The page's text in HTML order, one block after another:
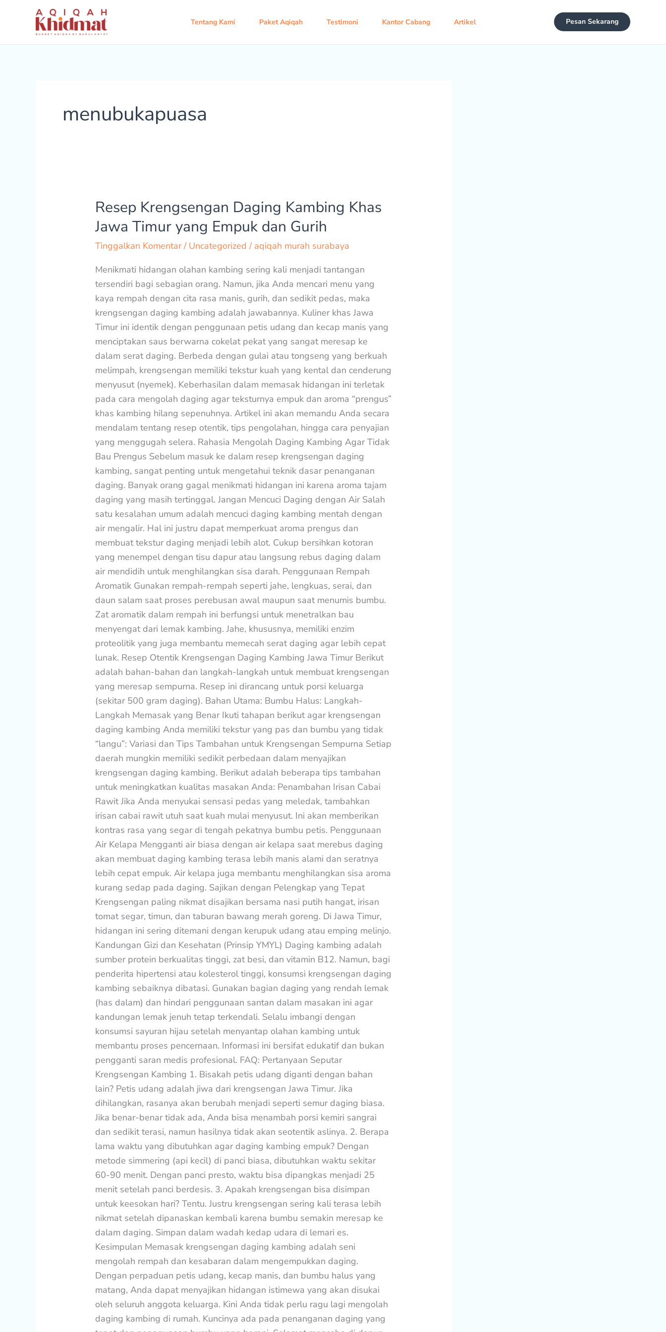
Tentang Kami Paket Aqiqah Testimoni Kantor Cabang Artikel Pesan Sekarang
menubukapuasa
Resep Krengsengan Daging Kambing Khas
Jawa Timur yang Empuk dan Gurih
Tinggalkan Komentar / Uncategorized / aqiqah murah surabaya
Menikmati hidangan olahan kambing sering kali menjadi tantangan
tersendiri bagi sebagian orang. Namun, jika Anda mencari menu yang
kaya rempah dengan cita rasa manis, gurih, dan sedikit pedas, maka
krengsengan daging kambing adalah jawabannya. Kuliner khas Jawa
Timur ini identik dengan penggunaan petis udang dan kecap manis yang
menciptakan saus berwarna cokelat pekat yang sangat meresap ke
dalam serat daging. Berbeda dengan gulai atau tongseng yang berkuah
melimpah, krengsengan memiliki tekstur kuah yang kental dan cenderung
menyusut (nyemek). Keberhasilan dalam memasak hidangan ini terletak
pada cara mengolah daging agar teksturnya empuk dan aroma “prengus”
khas kambing hilang sepenuhnya. Artikel ini akan memandu Anda secara
mendalam tentang resep otentik, tips pengolahan, hingga cara penyajian
yang menggugah selera. Rahasia Mengolah Daging Kambing Agar Tidak
Bau Prengus Sebelum masuk ke dalam resep krengsengan daging
kambing, sangat penting untuk mengetahui teknik dasar penanganan
daging. Banyak orang gagal menikmati hidangan ini karena aroma tajam
daging yang masih tertinggal. Jangan Mencuci Daging dengan Air Salah
satu kesalahan umum adalah mencuci daging kambing mentah dengan
air mengalir. Hal ini justru dapat memperkuat aroma prengus dan
membuat tekstur daging menjadi lebih alot. Cukup bersihkan kotoran
yang menempel dengan tisu dapur atau langsung rebus daging dalam
air mendidih untuk menghilangkan sisa darah. Penggunaan Rempah
Aromatik Gunakan rempah-rempah seperti jahe, lengkuas, serai, dan
daun salam saat proses perebusan awal maupun saat menumis bumbu.
Zat aromatik dalam rempah ini berfungsi untuk menetralkan bau
menyengat dari lemak kambing. Jahe, khususnya, memiliki enzim
proteolitik yang juga membantu memecah serat daging agar lebih cepat
lunak. Resep Otentik Krengsengan Daging Kambing Jawa Timur Berikut
adalah bahan-bahan dan langkah-langkah untuk membuat krengsengan
yang meresap sempurna. Resep ini dirancang untuk porsi keluarga
(sekitar 500 gram daging). Bahan Utama: Bumbu Halus: Langkah-
Langkah Memasak yang Benar Ikuti tahapan berikut agar krengsengan
daging kambing Anda memiliki tekstur yang pas dan bumbu yang tidak
“langu”: Variasi dan Tips Tambahan untuk Krengsengan Sempurna Setiap
daerah mungkin memiliki sedikit perbedaan dalam menyajikan
krengsengan daging kambing. Berikut adalah beberapa tips tambahan
untuk meningkatkan kualitas masakan Anda: Penambahan Irisan Cabai
Rawit Jika Anda menyukai sensasi pedas yang meledak, tambahkan
irisan cabai rawit utuh saat kuah mulai menyusut. Ini akan memberikan
kontras rasa yang segar di tengah pekatnya bumbu petis. Penggunaan
Air Kelapa Mengganti air biasa dengan air kelapa saat merebus daging
akan membuat daging kambing terasa lebih manis alami dan seratnya
lebih cepat empuk. Air kelapa juga membantu menghilangkan sisa aroma
kurang sedap pada daging. Sajikan dengan Pelengkap yang Tepat
Krengsengan paling nikmat disajikan bersama nasi putih hangat, irisan
tomat segar, timun, dan taburan bawang merah goreng. Di Jawa Timur,
hidangan ini sering ditemani dengan kerupuk udang atau emping melinjo.
Kandungan Gizi dan Kesehatan (Prinsip YMYL) Daging kambing adalah
sumber protein berkualitas tinggi, zat besi, dan vitamin B12. Namun, bagi
penderita hipertensi atau kolesterol tinggi, konsumsi krengsengan daging
kambing sebaiknya dibatasi. Gunakan bagian daging yang rendah lemak
(has dalam) dan hindari penggunaan santan dalam masakan ini agar
kandungan lemak jenuh tetap terkendali. Selalu imbangi dengan
konsumsi sayuran hijau setelah menyantap olahan kambing untuk
membantu proses pencernaan. Informasi ini bersifat edukatif dan bukan
pengganti saran medis profesional. FAQ: Pertanyaan Seputar
Krengsengan Kambing 1. Bisakah petis udang diganti dengan bahan
lain? Petis udang adalah jiwa dari krengsengan Jawa Timur. Jika
dihilangkan, rasanya akan berubah menjadi seperti semur daging biasa.
Jika benar-benar tidak ada, Anda bisa menambah porsi kemiri sangrai
dan sedikit terasi, namun hasilnya tidak akan seotentik aslinya. 2. Berapa
lama waktu yang dibutuhkan agar daging kambing empuk? Dengan
metode simmering (api kecil) di panci biasa, dibutuhkan waktu sekitar
60-90 menit. Dengan panci presto, waktu bisa dipangkas menjadi 25
menit setelah panci berdesis. 3. Apakah krengsengan bisa disimpan
untuk keesokan hari? Tentu. Justru krengsengan sering kali terasa lebih
nikmat setelah dipanaskan kembali karena bumbu semakin meresap ke
dalam daging. Simpan dalam wadah kedap udara di lemari es.
Kesimpulan Memasak krengsengan daging kambing adalah seni
mengolah rempah dan kesabaran dalam mengempukkan daging.
Dengan perpaduan petis udang, kecap manis, dan bumbu halus yang
matang, Anda dapat menyajikan hidangan istimewa yang akan disukai
oleh seluruh anggota keluarga. Kini Anda tidak perlu ragu lagi mengolah
daging kambing di rumah. Kuncinya ada pada penanganan daging yang
Resep
Krengsengan
Daging
Kambing
Jawa
Timur
yang
Empuk
dan
Gurih